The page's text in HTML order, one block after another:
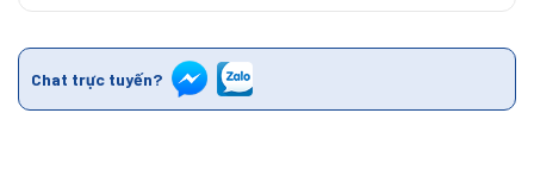
Chat trực tuyến?